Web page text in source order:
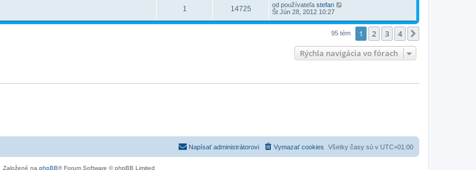
1 14725 od používateľa stefan
Št Jún 28, 2012 10:27
95 tém 1 2 3 4
Rýchla navigácia vo fórach
Všetky časy sú v UTC+01:00
Vymazať cookies
Napísať administrátorovi
Založené na phpBB® Forum Software © phpBB Limited